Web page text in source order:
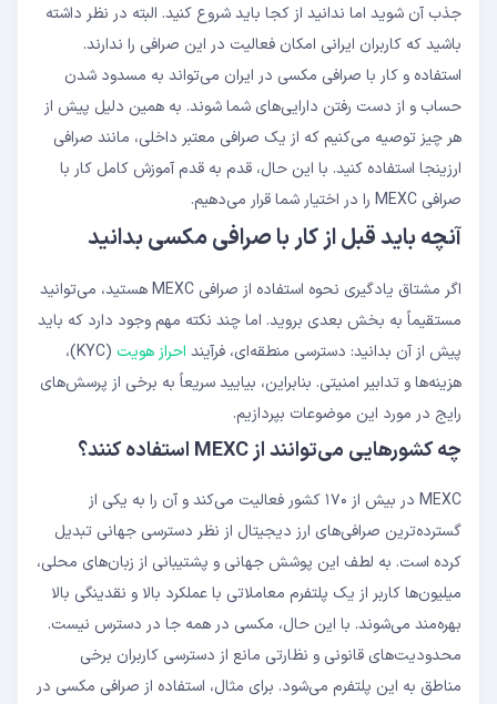
2- فعال‌سازی کد ضد فیشینگ
3- استفاده از ویژگی لیست سفید برداشت‌ها
(Withdrawal Whitelist)
5- بررسی منظم تاریخچه حساب
ثبت نام در صرافی MEXC
تکمیل فرآیند KYC در MEXC
خرید و فروش رمزارز در MEXC
ویژگی خرید سریع در مکسی
ویژگی فروش سریع در MEXC
واریز به صرافی MEXC
برداشت از صرافی MEXC
معاملات اسپات
آموزش معامله فیوچرز در صرافی MEXC
مراحل معامله فیوچرز صرافی مکسی
جذب آن شوید اما ندانید از کجا باید شروع کنید. البته در نظر داشته
باشید که کاربران ایرانی امکان فعالیت در این صرافی را ندارند.
استفاده و کار با صرافی مکسی در ایران می‌تواند به مسدود شدن
حساب و از دست رفتن دارایی‌های شما شوند. به همین دلیل پیش از
هر چیز توصیه می‌کنیم که از یک صرافی معتبر داخلی، مانند صرافی
ارزینجا استفاده کنید. با این حال، قدم به قدم آموزش کامل کار با
صرافی MEXC را در اختیار شما قرار می‌دهیم.
آنچه باید قبل از کار با صرافی مکسی بدانید
اگر مشتاق یادگیری نحوه استفاده از صرافی MEXC هستید، می‌توانید
مستقیماً به بخش بعدی بروید. اما چند نکته مهم وجود دارد که باید
پیش از آن بدانید: دسترسی منطقه‌ای، فرآیند احراز هویت
(KYC)،
هزینه‌ها و تدابیر امنیتی. بنابراین، بیایید سریعاً به برخی از پرسش‌های
رایج در مورد این موضوعات بپردازیم.
چه کشورهایی می‌توانند از MEXC استفاده کنند؟
MEXC در بیش از ۱۷۰ کشور فعالیت می‌کند و آن را به یکی از
گسترده‌ترین صرافی‌های ارز دیجیتال از نظر دسترسی جهانی تبدیل
کرده است. به لطف این پوشش جهانی و پشتیبانی از زبان‌های محلی،
میلیون‌ها کاربر از یک پلتفرم معاملاتی با عملکرد بالا و نقدینگی بالا
بهره‌مند می‌شوند. با این حال، مکسی در همه جا در دسترس نیست.
محدودیت‌های قانونی و نظارتی مانع از دسترسی کاربران برخی
مناطق به این پلتفرم می‌شود. برای مثال، استفاده از صرافی مکسی در